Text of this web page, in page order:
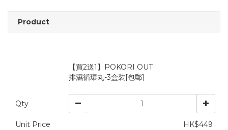
Product
【買2送1】POKORI OUT
排濕循環丸-3盒裝[包郵]
Qty
Unit Price
HK$449